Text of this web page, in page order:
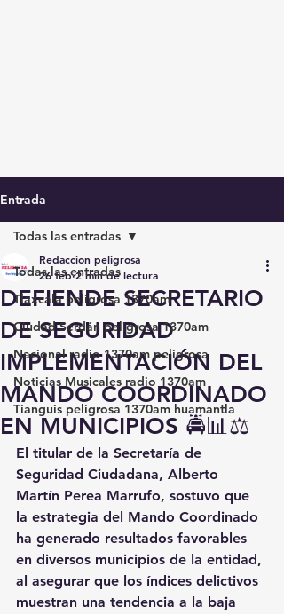
Entrada
Todas las entradas
Tlaxcala peligrosa 1370am
Ciudad Serdán peligrosa 1370am
Nacional radio 1370am peligrosa
Noticias Musicales radio 1370am
Tianguis peligrosa 1370am huamantla
Todas las entradas
DEFIENDE SECRETARIO
DE SEGURIDAD
IMPLEMENTACIÓN DEL
MANDO COORDINADO
EN MUNICIPIOS 🚔📊⚖️
Redaccion peligrosa
26 feb 2 min de lectura
El titular de la Secretaría de
Seguridad Ciudadana, Alberto
Martín Perea Marrufo, sostuvo que
la estrategia del Mando Coordinado
ha generado resultados favorables
en diversos municipios de la entidad,
al asegurar que los índices delictivos
muestran una tendencia a la baja